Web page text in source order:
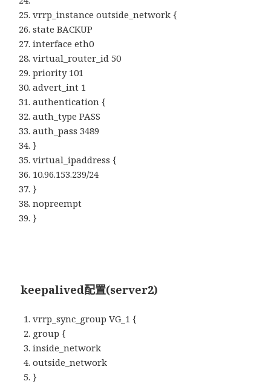
vrrp_instance outside_network {
state BACKUP
interface eth0
virtual_router_id 50
priority 101
advert_int 1
authentication {
auth_type PASS
auth_pass 3489
}
virtual_ipaddress {
10.96.153.239/24
}
nopreempt
}
keepalived配置(server2)
vrrp_sync_group VG_1 {
group {
inside_network
outside_network
}